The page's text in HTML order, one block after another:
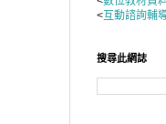
<互動諮詢輔
搜尋此網誌